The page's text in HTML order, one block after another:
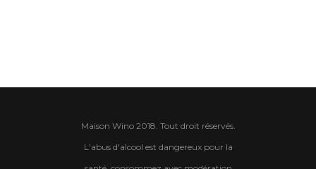
Maison Wino 2018. Tout droit réservés.
L'abus d'alcool est dangereux pour la